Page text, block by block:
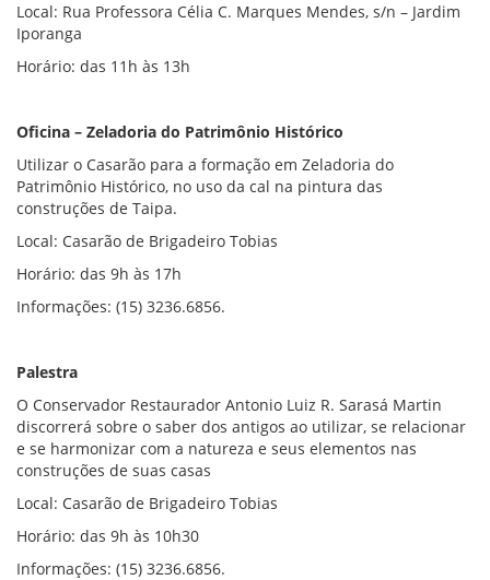
Local: Rua Professora Célia C. Marques Mendes, s/n – Jardim
Iporanga
Horário: das 11h às 13h
Oficina – Zeladoria do Patrimônio Histórico
Utilizar o Casarão para a formação em Zeladoria do
Patrimônio Histórico, no uso da cal na pintura das
construções de Taipa.
Local: Casarão de Brigadeiro Tobias
Horário: das 9h às 17h
Informações: (15) 3236.6856.
Palestra
O Conservador Restaurador Antonio Luiz R. Sarasá Martin
discorrerá sobre o saber dos antigos ao utilizar, se relacionar
e se harmonizar com a natureza e seus elementos nas
construções de suas casas
Local: Casarão de Brigadeiro Tobias
Horário: das 9h às 10h30
Informações: (15) 3236.6856.